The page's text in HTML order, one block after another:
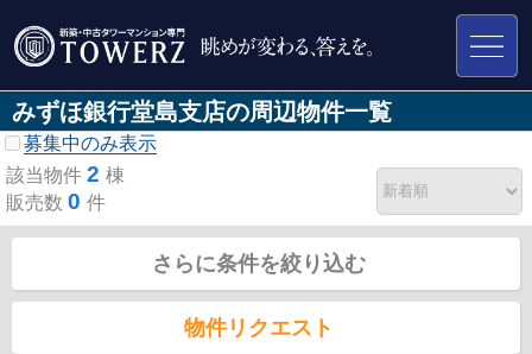
みずほ銀行堂島支店の周辺物件一覧
募集中のみ表示
該当物件 2 棟
販売数 0 件
さらに条件を絞り込む
物件リクエスト